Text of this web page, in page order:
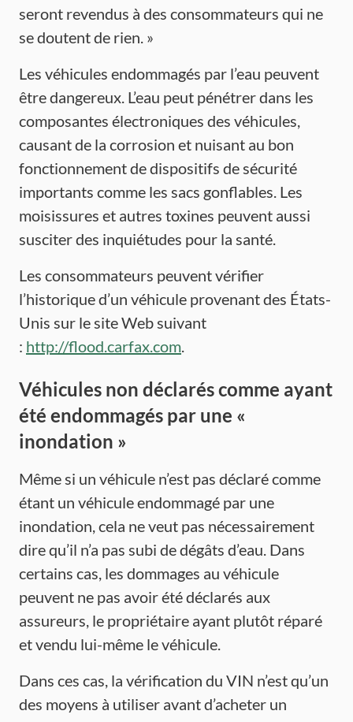
seront revendus à des consommateurs qui ne
se doutent de rien. »
Les véhicules endommagés par l’eau peuvent
être dangereux. L’eau peut pénétrer dans les
composantes électroniques des véhicules,
causant de la corrosion et nuisant au bon
fonctionnement de dispositifs de sécurité
importants comme les sacs gonflables. Les
moisissures et autres toxines peuvent aussi
susciter des inquiétudes pour la santé.
Les consommateurs peuvent vérifier
l’historique d’un véhicule provenant des États-
Unis sur le site Web suivant
: http://flood.carfax.com.
Véhicules non déclarés comme ayant
été endommagés par une «
inondation »
Même si un véhicule n’est pas déclaré comme
étant un véhicule endommagé par une
inondation, cela ne veut pas nécessairement
dire qu’il n’a pas subi de dégâts d’eau. Dans
certains cas, les dommages au véhicule
peuvent ne pas avoir été déclarés aux
assureurs, le propriétaire ayant plutôt réparé
et vendu lui-même le véhicule.
Dans ces cas, la vérification du VIN n’est qu’un
des moyens à utiliser avant d’acheter un